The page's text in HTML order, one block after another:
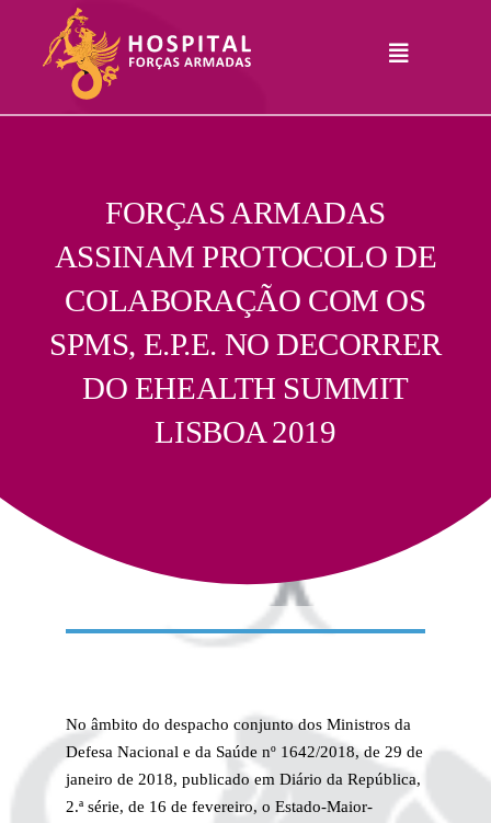
content
Toggle
Serviços
Comunicação
Junte-Se A Nós
Contatos
RHLogin
FORÇAS ARMADAS
ASSINAM PROTOCOLO DE
COLABORAÇÃO COM OS
SPMS, E.P.E. NO DECORRER
DO EHEALTH SUMMIT
LISBOA 2019
No âmbito do despacho conjunto dos Ministros da
Defesa Nacional e da Saúde nº 1642/2018, de 29 de
janeiro de 2018, publicado em Diário da República,
2.ª série, de 16 de fevereiro, o Estado-Maior-